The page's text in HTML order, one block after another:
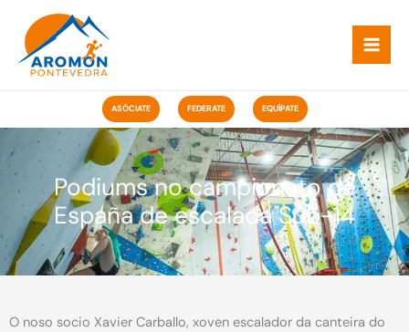
contido
ASÓCIATE FEDERATE EQUÍPATE
Podiums no campionato de
España de escalada Sub-14
O noso socio Xavier Carballo, xoven escalador da canteira do